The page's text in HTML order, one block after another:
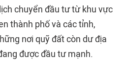
chuyển đầu tư từ khu vực
thành phố và các tỉnh,
nơi quỹ đất còn dư địa
được đầu tư mạnh.